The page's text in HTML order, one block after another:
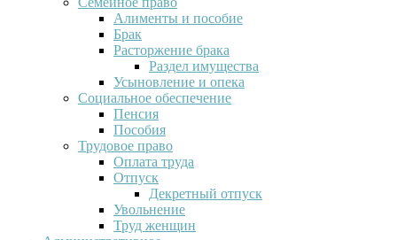
Алименты и пособие
Брак
Расторжение брака
Раздел имущества
Усыновление и опека
Социальное обеспечение
Пенсия
Пособия
Трудовое право
Оплата труда
Отпуск
Декретный отпуск
Увольнение
Труд женщин